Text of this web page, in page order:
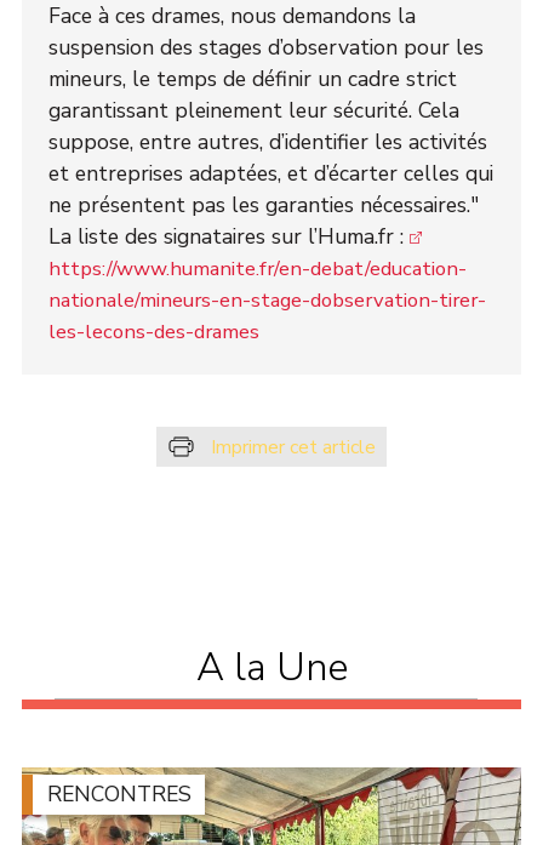
Face à ces drames, nous demandons la
suspension des stages d’observation pour les
mineurs, le temps de définir un cadre strict
garantissant pleinement leur sécurité. Cela
suppose, entre autres, d’identifier les activités
et entreprises adaptées, et d’écarter celles qui
ne présentent pas les garanties nécessaires."
La liste des signataires sur l’Huma.fr :
https://www.humanite.fr/en-debat/education-
nationale/mineurs-en-stage-dobservation-tirer-
les-lecons-des-drames
Imprimer cet article
A la Une
RENCONTRES